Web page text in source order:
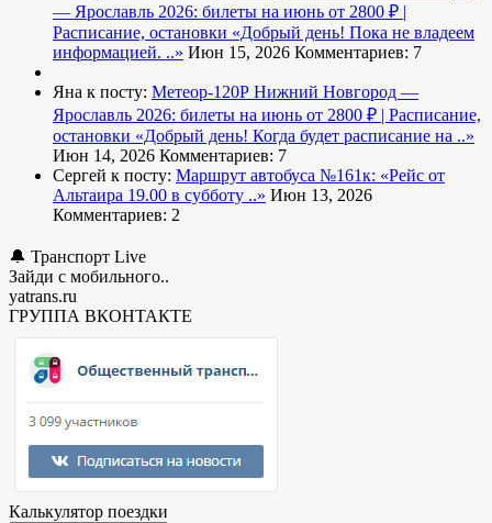
— Ярославль 2026: билеты на июнь от 2800 ₽ |
Расписание, остановки «Добрый день! Пока не владеем
информацией. ..» Июн 15, 2026 Комментариев: 7
Яна к посту: Метеор-120Р Нижний Новгород —
Ярославль 2026: билеты на июнь от 2800 ₽ | Расписание,
остановки «Добрый день! Когда будет расписание на ..»
Июн 14, 2026 Комментариев: 7
Сергей к посту: Маршрут автобуса №161к: «Рейс от
Альтаира 19.00 в субботу ..» Июн 13, 2026
Комментариев: 2
🔔 Транспорт Live
Зайди с мобильного..
yatrans.ru
ГРУППА ВКОНТАКТЕ
Калькулятор поездки